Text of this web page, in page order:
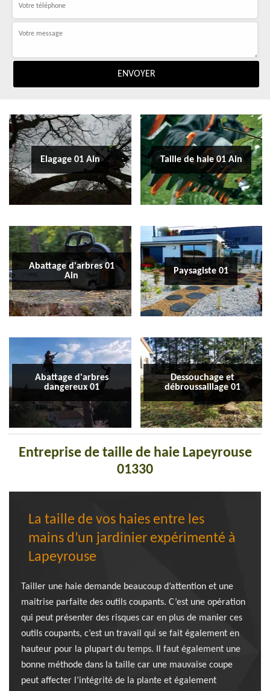
Elagage 01 Ain Taille de haie 01 Ain
Abattage d'arbres 01
Ain
Paysagiste 01
Abattage d'arbres
dangereux 01
Dessouchage et
débroussaillage 01
Entreprise de taille de haie Lapeyrouse
01330
La taille de vos haies entre les
mains d’un jardinier expérimenté à
Lapeyrouse
Tailler une haie demande beaucoup d’attention et une
maitrise parfaite des outils coupants. C’est une opération
qui peut présenter des risques car en plus de manier ces
outils coupants, c’est un travail qui se fait également en
hauteur pour la plupart du temps. Il faut également une
bonne méthode dans la taille car une mauvaise coupe
peut affecter l’intégrité de la plante et également